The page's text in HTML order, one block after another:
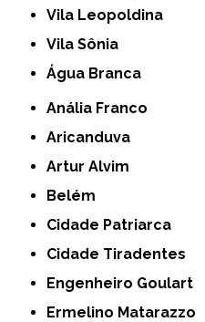
Vila Leopoldina
Vila Sônia
Água Branca
Anália Franco
Aricanduva
Artur Alvim
Belém
Cidade Patriarca
Cidade Tiradentes
Engenheiro Goulart
Ermelino Matarazzo